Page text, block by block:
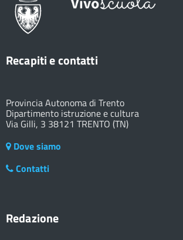
Recapiti e contatti
Provincia Autonoma di Trento
Dipartimento istruzione e cultura
Via Gilli, 3 38121 TRENTO (TN)
Dove siamo
Contatti
Redazione